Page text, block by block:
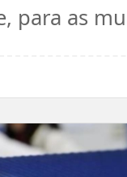
para as